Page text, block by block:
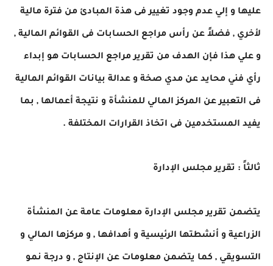
عليها و إلي عدم وجود تغيير فى هذة المبادئ من فترة مالية
لأخري , فضلاً عن رأس مراجع الحسابات فى القوائم المالية ,
و علي هذا فإن الهدف من تقرير مراجع الحسابات هو إبداء
رأي فني محايد عن مدي صخة و عدالة بيانات القوائم المالية
فى التعبير عن المركز المالي للمنشأة و نتيجة أعمالها , بما
يفيد المستخدمين فى اتخاذ القرارات المختلفة .
ثالثاً : تقرير مجلس الإدارة
يتضمن تقرير مجلس الإدارة معلومات عامة عن المنشأة
الزراعية و أنشطتها الرئيسية و أهدافها , و مركزها المالي و
التسويقي , كما يتضمن معلومات عن الإنتاج , و درجة نمو